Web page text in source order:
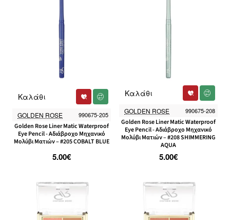
GOLDEN ROSE 990675-205
Golden Rose Liner Matic Waterproof
Eye Pencil - Αδιάβροχο Μηχανικό
Μολύβι Ματιών – #205 COBALT BLUE
5.00€
Καλάθι
GOLDEN ROSE 990675-208
Golden Rose Liner Matic Waterproof
Eye Pencil - Αδιάβροχο Μηχανικό
Μολύβι Ματιών – #208 SHIMMERING
AQUA
5.00€
Καλάθι